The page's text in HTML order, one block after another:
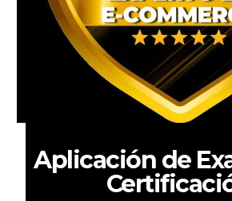
Aplicación de